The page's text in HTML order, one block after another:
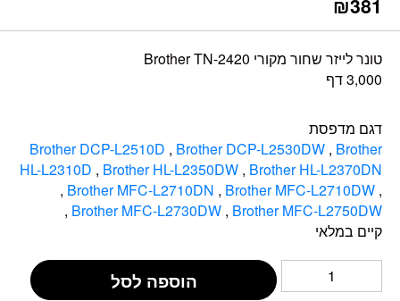
טונר לייזר שחור מקורי Brother TN-2420
3,000 דף
דגם מדפסת
Brother DCP-L2510D , Brother DCP-L2530DW , Brother
HL-L2310D , Brother HL-L2350DW , Brother HL-L2370DN
, Brother MFC-L2710DN , Brother MFC-L2710DW ,
Brother MFC-L2730DW , Brother MFC-L2750DW
,
קיים במלאי
הוספה לסל